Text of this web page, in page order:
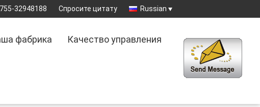
32948188 Спросите цитату Russian
фабрика Качество управления